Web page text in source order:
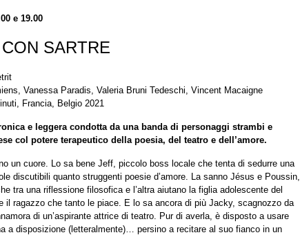
e 19.00
SARTRE
Vanessa Paradis, Valeria Bruni Tedeschi, Vincent Macaigne
Francia, Belgio 2021
e leggera condotta da una banda di personaggi strambi e
col potere terapeutico della poesia, del teatro e dell’amore.
un cuore. Lo sa bene Jeff, piccolo boss locale che tenta di sedurre una
discutibili quanto struggenti poesie d’amore. La sanno Jésus e Poussin,
tra una riflessione filosofica e l’altra aiutano la figlia adolescente del
il ragazzo che tanto le piace. E lo sa ancora di più Jacky, scagnozzo da
di un’aspirante attrice di teatro. Pur di averla, è disposto a usare
a disposizione (letteralmente)… persino a recitare al suo fianco in un